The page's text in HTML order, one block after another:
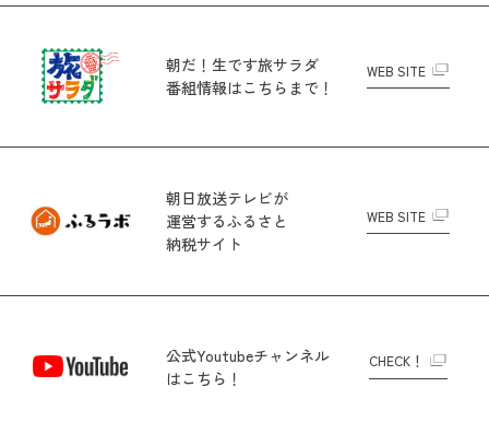
朝だ！生です旅サラダ
番組情報はこちらまで！
WEB SITE
朝日放送テレビが
運営するふるさと
納税サイト
WEB SITE
公式Youtubeチャンネル
はこちら！
CHECK！